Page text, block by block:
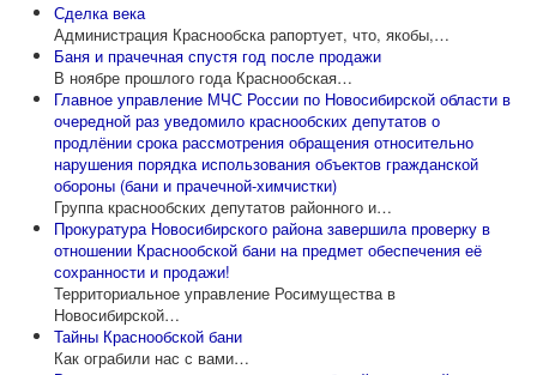
Сделка века
Администрация Краснообска рапортует, что, якобы,…
Баня и прачечная спустя год после продажи
В ноябре прошлого года Краснообская…
Главное управление МЧС России по Новосибирской области в
очередной раз уведомило краснообских депутатов о
продлёнии срока рассмотрения обращения относительно
нарушения порядка использования объектов гражданской
обороны (бани и прачечной-химчистки)
Группа краснообских депутатов районного и…
Прокуратура Новосибирского района завершила проверку в
отношении Краснообской бани на предмет обеспечения её
сохранности и продажи!
Территориальное управление Росимущества в
Новосибирской…
Тайны Краснообской бани
Как ограбили нас с вами…